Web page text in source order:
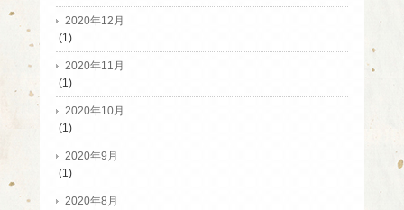
2020年12月
(1)
2020年11月
(1)
2020年10月
(1)
2020年9月
(1)
2020年8月